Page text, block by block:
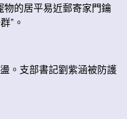
的居平易近郵寄家門鑰
”。
。支部書記劉紫涵被防護